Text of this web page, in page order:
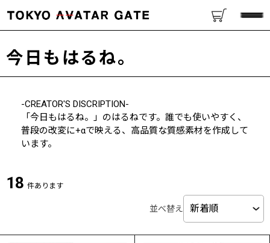
今日もはるね。
-CREATOR'S DISCRIPTION-
「今日もはるね。」のはるねです。誰でも使いやすく、
普段の改変に+αで映える、高品質な質感素材を作成して
います。
18 件あります
並べ替え